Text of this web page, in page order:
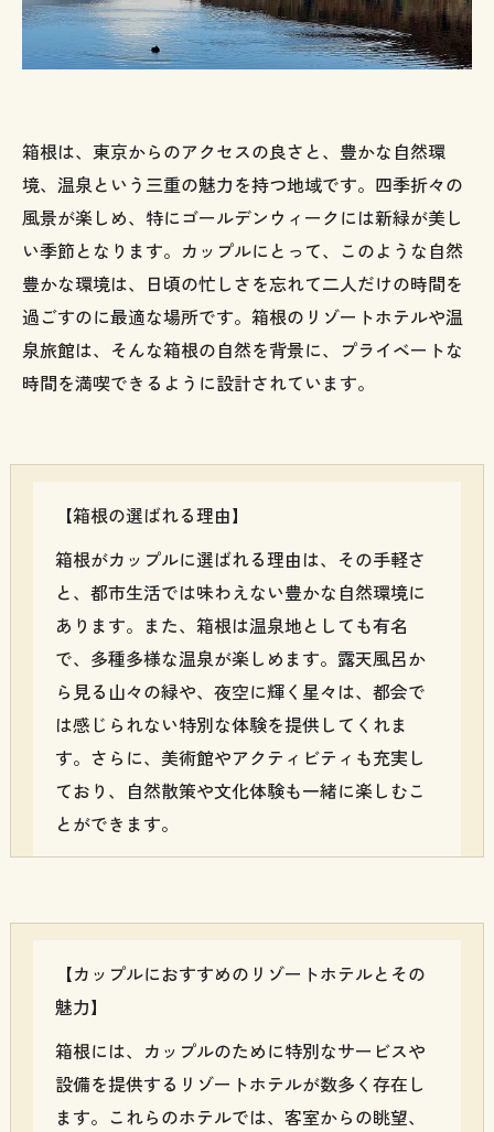
箱根は、東京からのアクセスの良さと、豊かな自然環
境、温泉という三重の魅力を持つ地域です。四季折々の
風景が楽しめ、特にゴールデンウィークには新緑が美し
い季節となります。カップルにとって、このような自然
豊かな環境は、日頃の忙しさを忘れて二人だけの時間を
過ごすのに最適な場所です。箱根のリゾートホテルや温
泉旅館は、そんな箱根の自然を背景に、プライベートな
時間を満喫できるように設計されています。
【箱根の選ばれる理由】
箱根がカップルに選ばれる理由は、その手軽さ
と、都市生活では味わえない豊かな自然環境に
あります。また、箱根は温泉地としても有名
で、多種多様な温泉が楽しめます。露天風呂か
ら見る山々の緑や、夜空に輝く星々は、都会で
は感じられない特別な体験を提供してくれま
す。さらに、美術館やアクティビティも充実し
ており、自然散策や文化体験も一緒に楽しむこ
とができます。
【カップルにおすすめのリゾートホテルとその
魅力】
箱根には、カップルのために特別なサービスや
設備を提供するリゾートホテルが数多く存在し
ます。これらのホテルでは、客室からの眺望、